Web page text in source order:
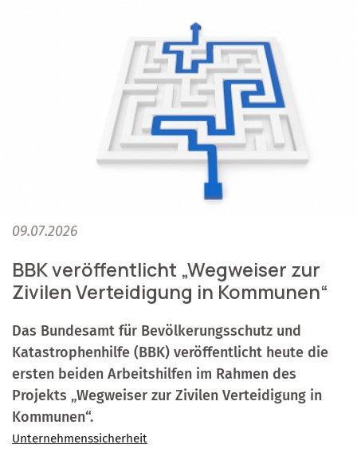
09.07.2026
BBK veröffentlicht „Wegweiser zur
Zivilen Verteidigung in Kommunen“
Das Bundesamt für Bevölkerungsschutz und
Katastrophenhilfe (BBK) veröffentlicht heute die
ersten beiden Arbeitshilfen im Rahmen des
Projekts „Wegweiser zur Zivilen Verteidigung in
Kommunen“.
Unternehmenssicherheit